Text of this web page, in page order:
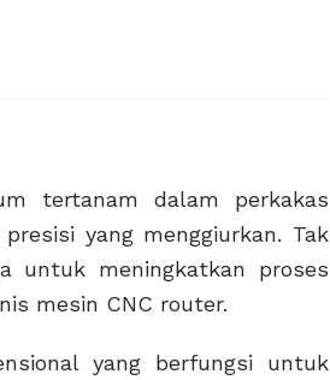
tertanam dalam perkakas
yang menggiurkan. Tak
untuk meningkatkan proses
mesin CNC router.
yang berfungsi untuk